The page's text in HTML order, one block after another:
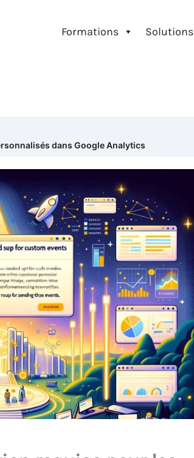
Formations Solutions
dans Google Analytics